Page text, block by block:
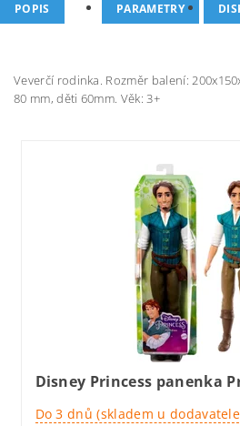
POPIS PARAMETRY
Veverčí rodinka. Rozměr balení:
80 mm, děti 60mm. Věk: 3+
Disney Princess panenka
Do 3 dnů (skladem u